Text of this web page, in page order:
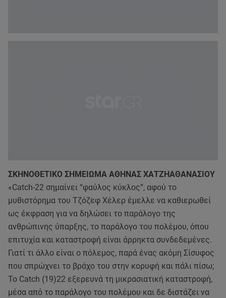
ΣΚΗΝΟΘΕΤΙΚΟ ΣΗΜΕΙΩΜΑ ΑΘΗΝΑΣ ΧΑΤΖΗΑΘΑΝΑΣΙΟΥ
«Catch-22 σημαίνει “φαύλος κύκλος”, αφού το
μυθιστόρημα του Τζόζεφ Χέλερ έμελλε να καθιερωθεί
ως έκφραση για να δηλώσει το παράλογο της
ανθρώπινης ύπαρξης, το παράλογο του πολέμου, όπου
επιτυχία και καταστροφή είναι άρρηκτα συνδεδεμένες.
Γιατί τι άλλο είναι ο πόλεμος, παρά ένας ακόμη Σίσυφος
που σπρώχνει το βράχο του στην κορυφή και πάλι πίσω;
Το Catch (19)22 εξερευνά τη μικρασιατική καταστροφή,
μέσα από το παράλογο του πολέμου και δε διστάζει να